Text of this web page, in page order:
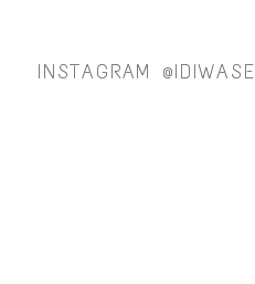
INSTAGRAM @IDIWASE